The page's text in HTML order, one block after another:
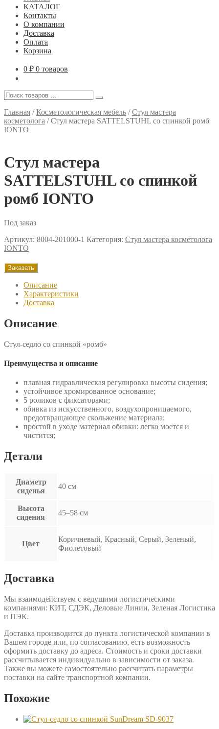
КАТАЛОГ
Контакты
О компании
Доставка
Оплата
Корзина
0 ₽ 0 товаров
Поиск
…
Поиск
Главная /Косметологическая мебель /Стул мастера
косметолога /Стул мастера SATTELSTUHL со спинкой ромб
IONTO
Стул мастера
SATTELSTUHL со спинкой
ромб IONTO
Под заказ
Артикул: 8004-201000-1 Категория: Стул мастера косметолога
IONTO
Заказать
Описание
Характеристики
Доставка
Описание
Стул-седло со спинкой «ромб»
Преимущества и описание
плавная гидравлическая регулировка высоты сидения;
устойчивое хромированное основание;
5 роликов с фиксаторами;
обивка из искусственного, воздухопроницаемого,
предотвращающее скольжение материала;
простой в уходе материал обивки: легко моется и
чистится;
Детали
Диаметр
сиденья
40 см
Высота
сидения
45–58 см
Цвет
Коричневый, Красный, Серый, Зеленый,
Фиолетовый
Доставка
Мы взаимодействуем с ведущими логистическими
компаниями: КИТ, СДЭК, Деловые Линии, Зеленая Логистика
и ПЭК.
Доставка производится до пункта логистической компании в
Вашем городе или, по согласованию, есть возможность
оформить доставку до адреса. Стоимость и сроки доставки
рассчитывается индивидуально в зависимости от заказа.
Также вы можете самостоятельно рассчитать параметры
поставки на сайте транспортной компании.
Похожие